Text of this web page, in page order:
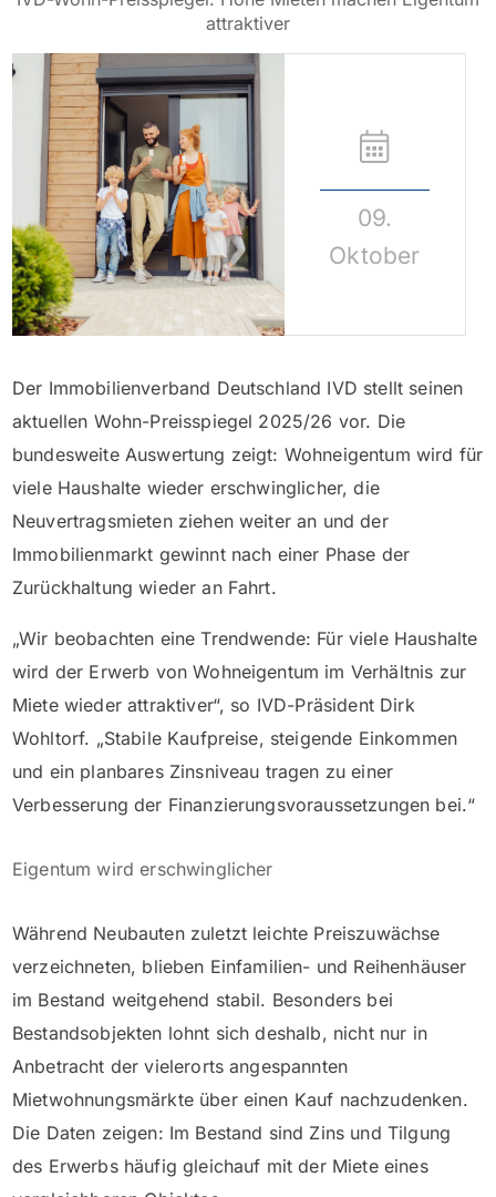
attraktiver
09.
Oktober
Der Immobilienverband Deutschland IVD stellt seinen
aktuellen Wohn-Preisspiegel 2025/26 vor. Die
bundesweite Auswertung zeigt: Wohneigentum wird für
viele Haushalte wieder erschwinglicher, die
Neuvertragsmieten ziehen weiter an und der
Immobilienmarkt gewinnt nach einer Phase der
Zurückhaltung wieder an Fahrt.
„Wir beobachten eine Trendwende: Für viele Haushalte
wird der Erwerb von Wohneigentum im Verhältnis zur
Miete wieder attraktiver“, so IVD-Präsident Dirk
Wohltorf. „Stabile Kaufpreise, steigende Einkommen
und ein planbares Zinsniveau tragen zu einer
Verbesserung der Finanzierungsvoraussetzungen bei.“
Eigentum wird erschwinglicher
Während Neubauten zuletzt leichte Preiszuwächse
verzeichneten, blieben Einfamilien- und Reihenhäuser
im Bestand weitgehend stabil. Besonders bei
Bestandsobjekten lohnt sich deshalb, nicht nur in
Anbetracht der vielerorts angespannten
Mietwohnungsmärkte über einen Kauf nachzudenken.
Die Daten zeigen: Im Bestand sind Zins und Tilgung
des Erwerbs häufig gleichauf mit der Miete eines